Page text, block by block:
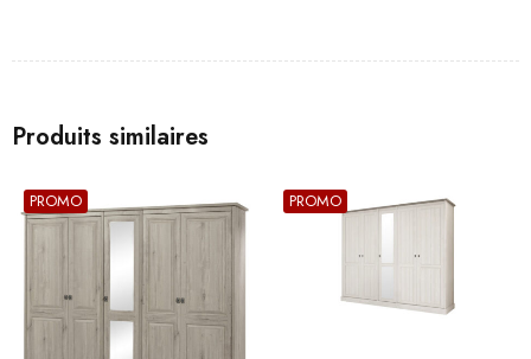
Produits similaires
PROMO PROMO